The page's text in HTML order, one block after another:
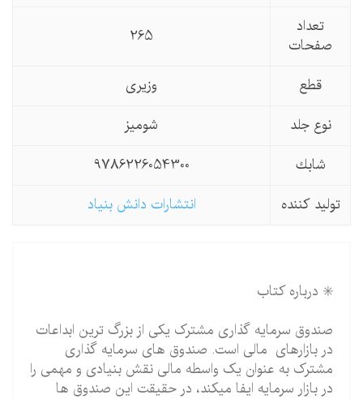
تعداد
صفحات
265
قطع
وزیری
نوع جلد
شومیز
شابك
9786226054300
تولید كننده
انتشارات دانش بنیاد
✳️ درباره کتاب
صندوق سرمایه گذاری مشترک یکی از بزرگ ترین ابداعات
در بازارهای مالی است. صندوق های سرمایه گذاری
مشترک به عنوان یک واسطه مالی نقش بنیادی و مهمی را
در بازار سرمایه ایفا میکند، در حقیقت این صندوق ها